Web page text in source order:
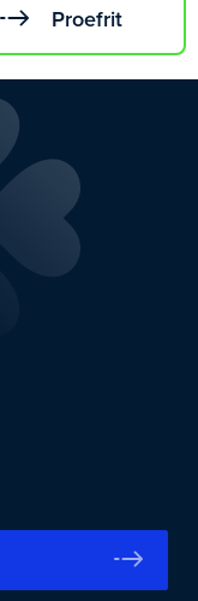
Proefrit